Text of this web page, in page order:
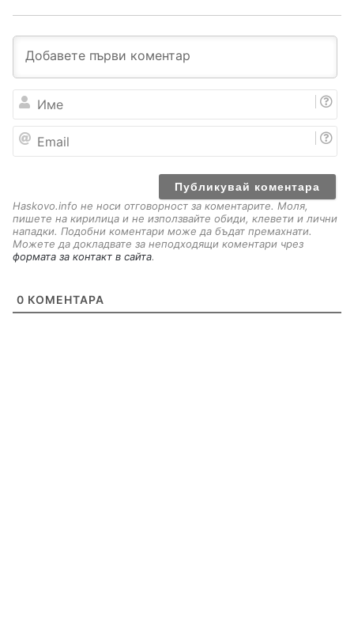
е
a
Haskovo.info не носи отговорност за коментарите. Моля,
пишете на кирилица и не използвайте обиди, клевети и лични
нападки. Подобни коментари може да бъдат премахнати.
Можете да докладвате за неподходящи коментари чрез
формата за контакт в сайта.
0 КОМЕНТАРА